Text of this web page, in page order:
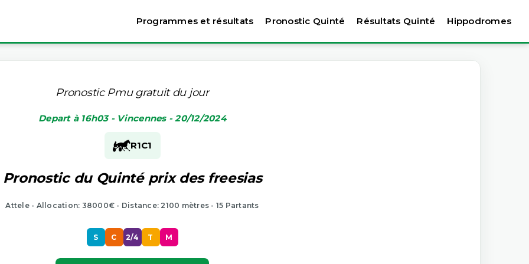
Programmes et résultats Pronostic Quinté Résultats Quinté Hippodromes
Pronostic Pmu gratuit du jour
Depart à 16h03 - Vincennes - 20/12/2024
R1C1
Pronostic du Quinté prix des freesias
Attele - Allocation: 38000€ - Distance: 2100 mètres - 15 Partants
S C 2/4 T M